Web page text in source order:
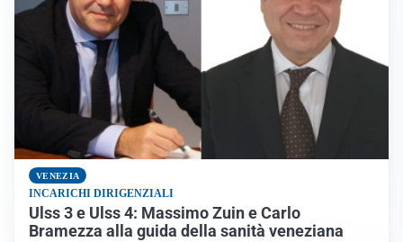
VENEZIA
INCARICHI DIRIGENZIALI
Ulss 3 e Ulss 4: Massimo Zuin e Carlo
Bramezza alla guida della sanità veneziana